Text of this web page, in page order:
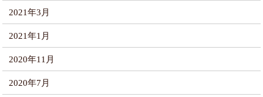
2021年3月
2021年1月
2020年11月
2020年7月